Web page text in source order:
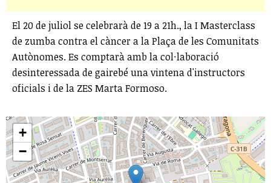
El 20 de juliol se celebrarà de 19 a 21h., la I Masterclass
de zumba contra el càncer a la Plaça de les Comunitats
Autònomes. Es comptarà amb la col·laboració
desinteressada de gairebé una vintena d'instructors
oficials i de la ZES Marta Formoso.
+
−